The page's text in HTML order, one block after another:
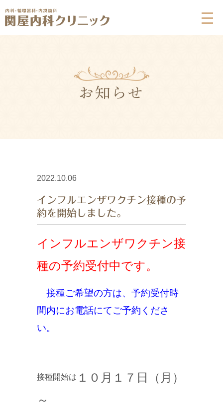
お知らせ
2022.10.06
インフルエンザワクチン接種の予
約を開始しました。
インフルエンザワクチン接
種の予約受付中です。
接種ご希望の方は、予約受付時
間内にお電話にてご予約くださ
い。
接種開始は １０月１７日（月）
～